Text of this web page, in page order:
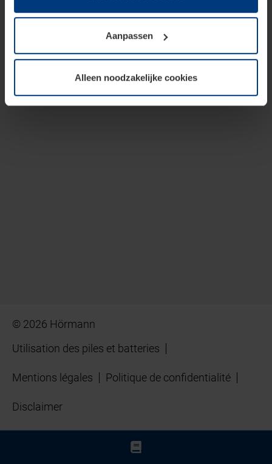
van deze pagina's absoluut vereist is. Voor alle andere
soorten cookies is uw toestemming benodigd. Uw
toestemming kunt u op elk moment bij de uitleg van de
wijzigen of herroepen.
Aanpassen
Alleen noodzakelijke cookies
© 2026 Hörmann
Utilisation des piles et batteries
Mentions légales Politique de confidentialité
Disclaimer